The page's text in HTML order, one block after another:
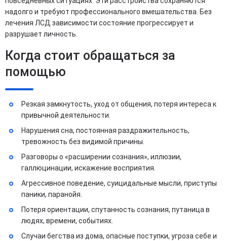
надолго и требуют профессионального вмешательства. Без
лечения ЛСД зависимости состояние прогрессирует и
разрушает личность.
Когда стоит обращаться за
помощью
Резкая замкнутость, уход от общения, потеря интереса к
привычной деятельности.
Нарушения сна, постоянная раздражительность,
тревожность без видимой причины.
Разговоры о «расширении сознания», иллюзии,
галлюцинации, искажение восприятия.
Агрессивное поведение, суицидальные мысли, приступы
паники, паранойя.
Потеря ориентации, спутанность сознания, путаница в
людях, времени, событиях.
Случаи бегства из дома, опасные поступки, угроза себе и